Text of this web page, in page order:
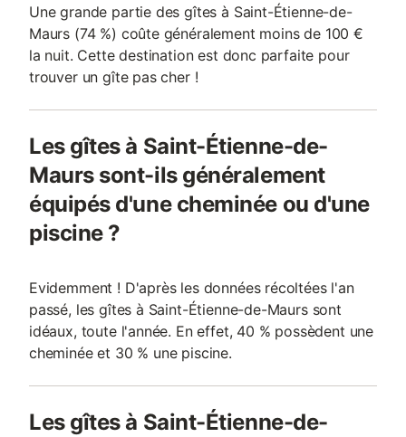
Une grande partie des gîtes à Saint-Étienne-de-
Maurs (74 %) coûte généralement moins de 100 €
la nuit. Cette destination est donc parfaite pour
trouver un gîte pas cher !
Les gîtes à Saint-Étienne-de-
Maurs sont-ils généralement
équipés d'une cheminée ou d'une
piscine ?
Evidemment ! D'après les données récoltées l'an
passé, les gîtes à Saint-Étienne-de-Maurs sont
idéaux, toute l'année. En effet, 40 % possèdent une
cheminée et 30 % une piscine.
Les gîtes à Saint-Étienne-de-